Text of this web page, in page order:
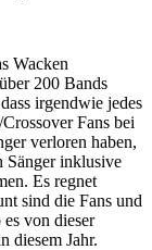
Wacken
200 Bands
irgendwie jedes
Fans bei
verloren haben,
Sänger inklusive
Es regnet
sind die Fans und
von dieser
diesem Jahr.